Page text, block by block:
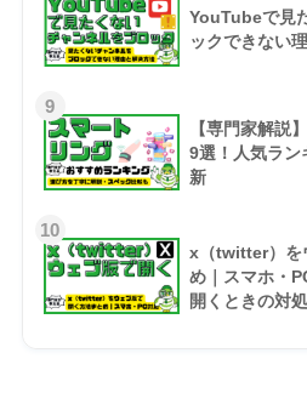
YouTubeで見
ックできない
9
【専門家解説
9選！人気ラン
新
10
x（twitter）を
め｜スマホ・
開くときの対